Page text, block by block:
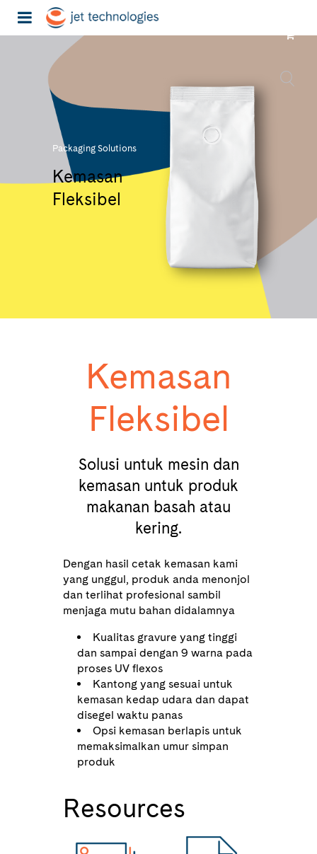
Packaging Solutions
Kemasan
Fleksibel
Kemasan
Fleksibel
Solusi untuk mesin dan
kemasan untuk produk
makanan basah atau
kering.
Dengan hasil cetak kemasan kami
yang unggul, produk anda menonjol
dan terlihat profesional sambil
menjaga mutu bahan didalamnya
Kualitas gravure yang tinggi
dan sampai dengan 9 warna pada
proses UV flexos
Kantong yang sesuai untuk
kemasan kedap udara dan dapat
disegel waktu panas
Opsi kemasan berlapis untuk
memaksimalkan umur simpan
produk
Resources